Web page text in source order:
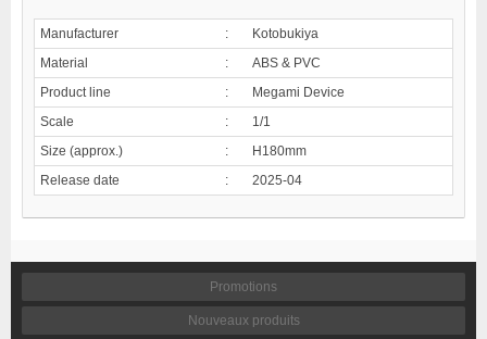
Manufacturer :
Kotobukiya
Material
:
ABS & PVC
Product line
:
Megami Device
Scale
:
1/1
Size (approx.)
:
H180mm
Release date
: 2025-04
Promotions
Nouveaux produits